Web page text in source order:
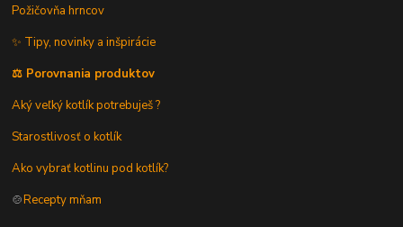
Požičovňa hrncov
✨ Tipy, novinky a inšpirácie
⚖️ Porovnania produktov
Aký veľký kotlík potrebuješ ?
Starostlivosť o kotlík
Ako vybrať kotlinu pod kotlík?
🍲Recepty mňam